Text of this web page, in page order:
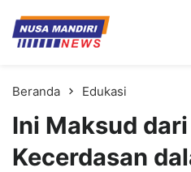
Kampus Digital
Universitas Nusa Mandiri
Beranda Edukasi
Ini Maksud dari
Kecerdasan